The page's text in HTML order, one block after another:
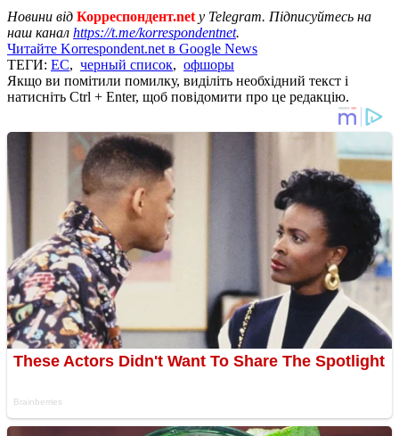
Новини від Корреспондент.net у Telegram. Підписуйтесь на
наш канал https://t.me/korrespondentnet.
Читайте Korrespondent.net в Google News
ТЕГИ: ЕС, черный список, офшоры
Якщо ви помітили помилку, виділіть необхідний текст і
натисніть Ctrl + Enter, щоб повідомити про це редакцію.